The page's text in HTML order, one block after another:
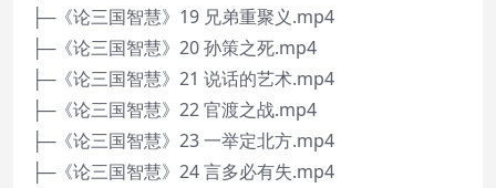
├─《论三国智慧》19 兄弟重聚义.mp4
├─《论三国智慧》20 孙策之死.mp4
├─《论三国智慧》21 说话的艺术.mp4
├─《论三国智慧》22 官渡之战.mp4
├─《论三国智慧》23 一举定北方.mp4
├─《论三国智慧》24 言多必有失.mp4